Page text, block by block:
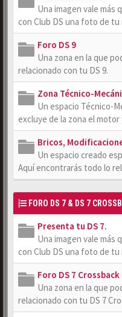
Una imagen vale más
con Club DS una foto de tu
Foro DS 9
Una zona en la que
relacionado con tu DS 9.
Zona Técnico-
Un espacio Técnico-
excluye de la zona el
Bricos,
Un espacio creado
Aquí encontrarás todo lo
FORO DS 7 & DS 7
Presenta tu DS 7.
Una imagen vale más
con Club DS una foto de tu
Foro DS 7
Una zona en la que
relacionado con tu DS 7